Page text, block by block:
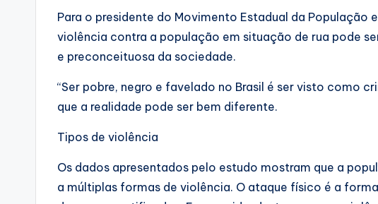
Para o presidente do Movimento Estadual da População
violência contra a população em situação de rua pode
e preconceituosa da sociedade.
“Ser pobre, negro e favelado no Brasil é ser visto como
que a realidade pode ser bem diferente.
Tipos de violência
Os dados apresentados pelo estudo mostram que a
a múltiplas formas de violência. O ataque físico é a